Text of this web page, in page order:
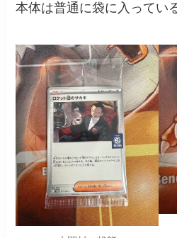
本体は普通に袋に入ってい